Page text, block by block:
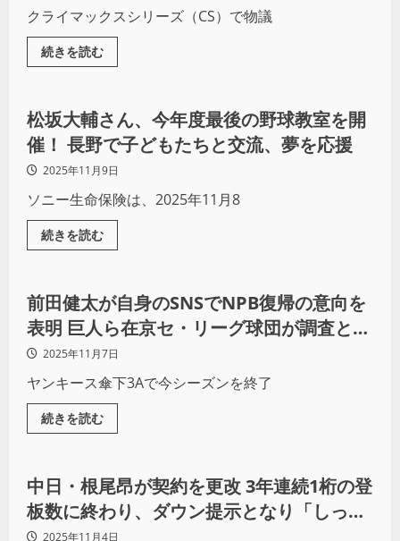
クライマックスシリーズ（CS）で物議
続きを読む
野球
松坂大輔さん、今年度最後の野球教室を開
催！ 長野で子どもたちと交流、夢を応援
2025年11月9日
ソニー生命保険は、2025年11月8
続きを読む
野球
前田健太が自身のSNSでNPB復帰の意向を
表明 巨人ら在京セ・リーグ球団が調査との
報道で、日米通算165勝右腕の争奪戦へ？
2025年11月7日
ヤンキース傘下3Aで今シーズンを終了
続きを読む
野球
中日・根尾昂が契約を更改 3年連続1桁の登
板数に終わり、ダウン提示となり「しっか
2025年11月4日